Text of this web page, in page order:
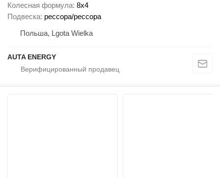
Колесная формула 8x4
Подвеска рессора/рессора
Польша, Lgota Wielka
AUTA ENERGY